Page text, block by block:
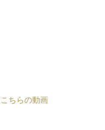
こちらの動画